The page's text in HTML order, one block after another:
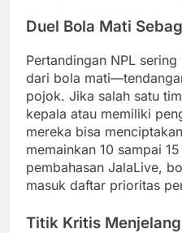
Duel Bola Mati
Pertandingan NPL
dari bola
pojok. Jika salah satu
kepala atau memiliki
mereka bisa
memainkan 10 sampai
pembahasan JalaLive,
masuk daftar prioritas
Titik Kritis